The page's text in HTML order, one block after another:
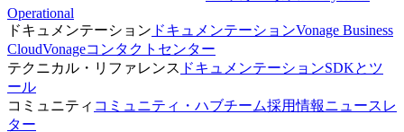
Operational
ドキュメンテーション ドキュメンテーションVonage Business
CloudVonageコンタクトセンター
テクニカル・リファレンス ドキュメンテーションSDKとツ
ール
コミュニティ コミュニティ・ハブチーム採用情報ニュースレ
ター